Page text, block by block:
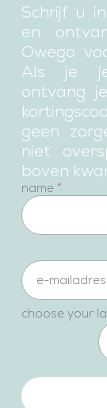
Schrijf u
en
Owego
Als je je
ontvang
geen
niet
boven
newsletter
name *
e-mailadres
choose your